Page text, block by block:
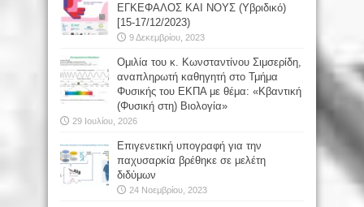
ΕΓΚΕΦΑΛΟΣ ΚΑΙ ΝΟΥΣ (Υβριδικό)
[15-17/12/2023)
9 Δεκεμβρίου, 2023
Oμιλία του κ. Κωνσταντίνου Σιμσερίδη,
αναπληρωτή καθηγητή στο Τμήμα
Φυσικής του ΕΚΠΑ με θέμα: «Κβαντική
(Φυσική στη) Βιολογία»
29 Ιουλίου, 2026
Επιγενετική υπογραφή για την
παχυσαρκία βρέθηκε σε μελέτη
διδύμων
24 Νοεμβρίου, 2023